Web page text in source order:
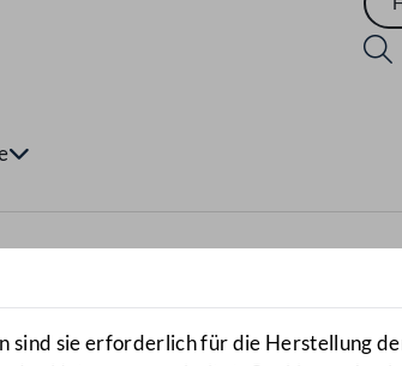
öffnen
sind sie erforderlich für die Herstellung